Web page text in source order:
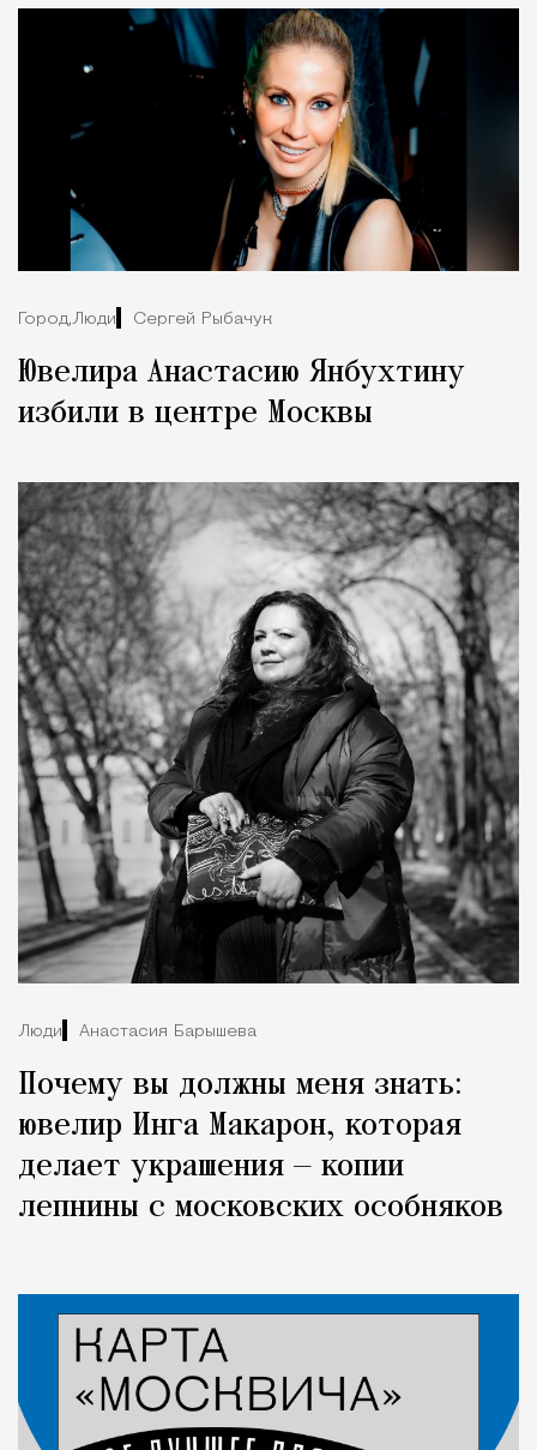
Город,Люди Сергей Рыбачук
Ювелира Анастасию Янбухтину
избили в центре Москвы
Люди Анастасия Барышева
Почему вы должны меня знать:
ювелир Инга Макарон, которая
делает украшения — копии
лепнины с московских особняков